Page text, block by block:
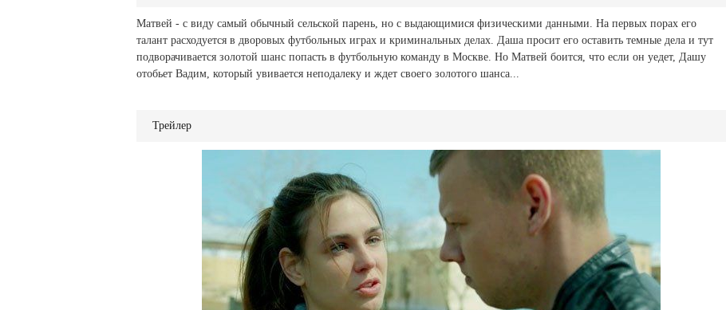
Матвей - с виду самый обычный сельской парень, но с выдающимися физическими данными. На первых порах его
талант расходуется в дворовых футбольных играх и криминальных делах. Даша просит его оставить темные дела и тут
подворачивается золотой шанс попасть в футбольную команду в Москве. Но Матвей боится, что если он уедет, Дашу
отобьет Вадим, который увивается неподалеку и ждет своего золотого шанса...
Трейлер